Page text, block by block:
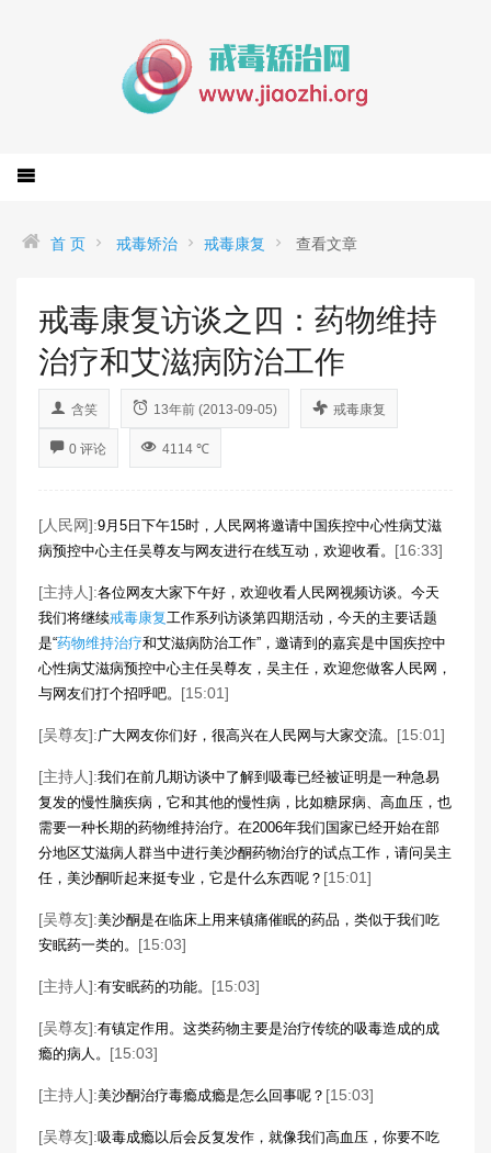
首 页 戒毒矫治 戒毒康复 查看文章
戒毒康复访谈之四：药物维持
治疗和艾滋病防治工作
含笑 13年前 (2013-09-05) 戒毒康复
0 评论 4114 ℃
[人民网]:9月5日下午15时，人民网将邀请中国疾控中心性病艾滋
病预控中心主任吴尊友与网友进行在线互动，欢迎收看。 [16:33]
[主持人]:各位网友大家下午好，欢迎收看人民网视频访谈。今天
我们将继续戒毒康复工作系列访谈第四期活动，今天的主要话题
是“药物维持治疗和艾滋病防治工作”，邀请到的嘉宾是中国疾控中
心性病艾滋病预控中心主任吴尊友，吴主任，欢迎您做客人民网，
与网友们打个招呼吧。 [15:01]
[吴尊友]:广大网友你们好，很高兴在人民网与大家交流。 [15:01]
[主持人]:我们在前几期访谈中了解到吸毒已经被证明是一种急易
复发的慢性脑疾病，它和其他的慢性病，比如糖尿病、高血压，也
需要一种长期的药物维持治疗。在2006年我们国家已经开始在部
分地区艾滋病人群当中进行美沙酮药物治疗的试点工作，请问吴主
任，美沙酮听起来挺专业，它是什么东西呢？ [15:01]
[吴尊友]:美沙酮是在临床上用来镇痛催眠的药品，类似于我们吃
安眠药一类的。 [15:03]
[主持人]:有安眠药的功能。 [15:03]
[吴尊友]:有镇定作用。这类药物主要是治疗传统的吸毒造成的成
瘾的病人。 [15:03]
[主持人]:美沙酮治疗毒瘾成瘾是怎么回事呢？ [15:03]
[吴尊友]:吸毒成瘾以后会反复发作，就像我们高血压，你要不吃